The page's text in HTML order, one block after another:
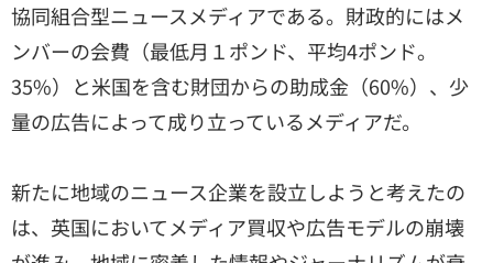
協同組合型ニュースメディアである。財政的にはメ
ンバーの会費（最低月１ポンド、平均4ポンド。
35%）と米国を含む財団からの助成金（60%）、少
量の広告によって成り立っているメディアだ。
新たに地域のニュース企業を設立しようと考えたの
は、英国においてメディア買収や広告モデルの崩壊